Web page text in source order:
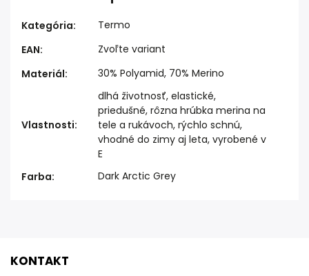
Kategória:
Termo
EAN:
Zvoľte variant
Materiál: 30% Polyamid, 70% Merino
Vlastnosti:
dlhá životnosť, elastické,
priedušné, rôzna hrúbka merina na
tele a rukávoch, rýchlo schnú,
vhodné do zimy aj leta, vyrobené v
E
Farba: Dark Arctic Grey
KONTAKT